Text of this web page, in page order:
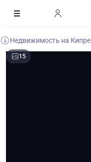
Недвижимость на Кипре
15